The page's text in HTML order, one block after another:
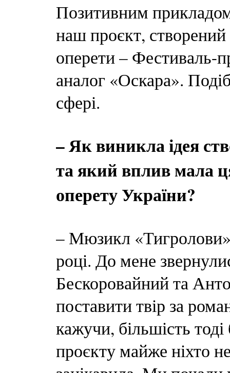
Позитивним прикладом
наш проєкт, створений
оперети – Фестиваль-
аналог «Оскара».
сфері.
– Як виникла ідея
та який вплив мала
оперету України?
– Мюзикл
році. До мене
Бескоровайний та
поставити твір за
кажучи, більшість
проєкту майже ніхто